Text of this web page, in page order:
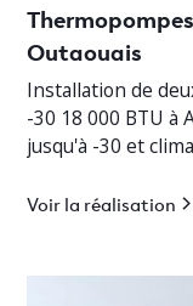
Outaouais
Installation de
-30 18 000 BTU à
jusqu'à -30 et
Voir la réalisation